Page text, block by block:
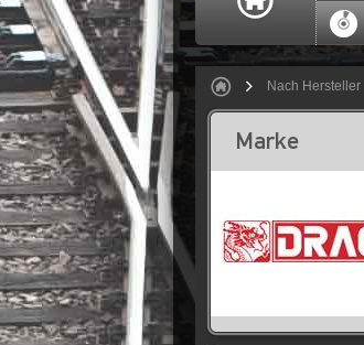
Nach Hersteller
Marke